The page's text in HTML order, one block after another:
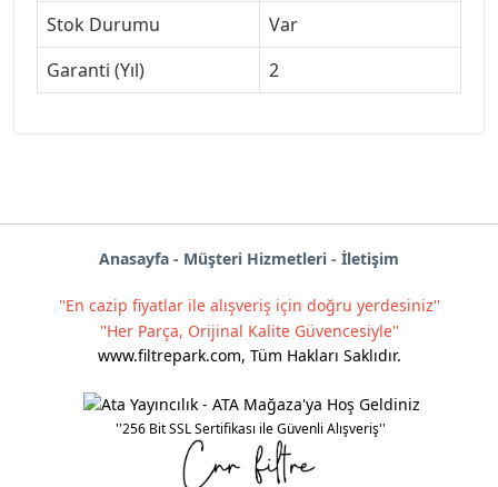
Stok Durumu
Var
Garanti (Yıl)
2
Anasayfa - Müşteri Hizmetleri - İletişim
''En cazip fiyatlar ile alışveriş için doğru yerdesiniz''
''Her Parça, Orijinal Kalite Güvencesiyle''
www.filtrepark.com, Tüm Hakları Saklıdır.
''256 Bit SSL Sertifikası ile Güvenli Alışveriş''